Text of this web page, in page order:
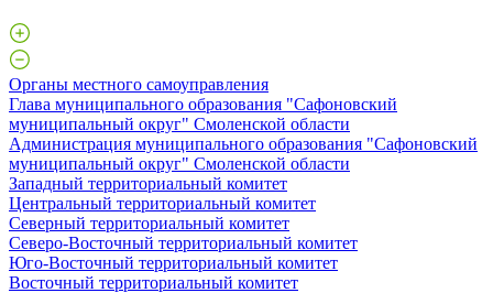
Органы местного самоуправления
Глава муниципального образования "Сафоновский
муниципальный округ" Смоленской области
Администрация муниципального образования "Сафоновский
муниципальный округ" Смоленской области
Западный территориальный комитет
Центральный территориальный комитет
Северный территориальный комитет
Северо-Восточный территориальный комитет
Юго-Восточный территориальный комитет
Восточный территориальный комитет